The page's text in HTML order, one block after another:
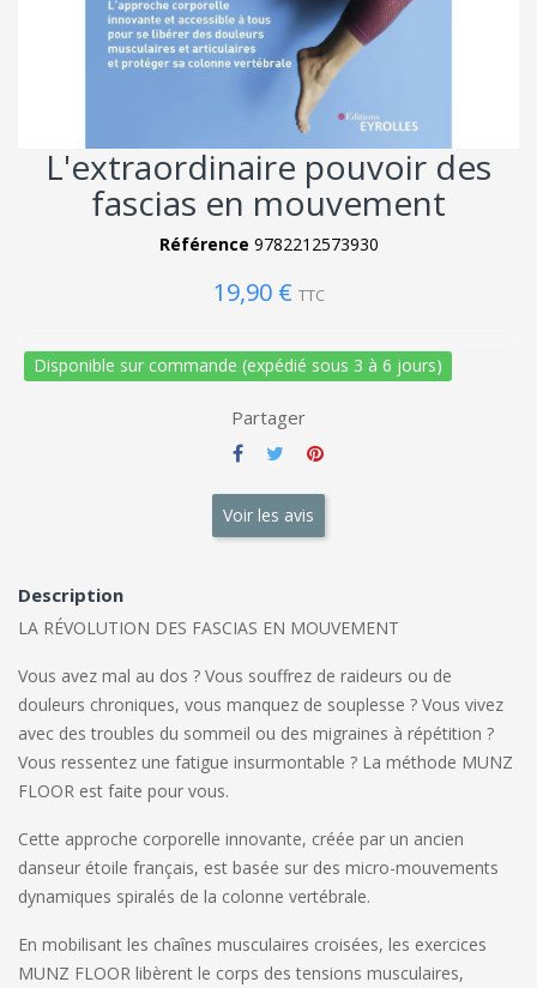
L'extraordinaire pouvoir des
fascias en mouvement
Référence 9782212573930
19,90 € TTC
Disponible sur commande (expédié sous 3 à 6 jours)
Partager
Voir les avis
Description
LA RÉVOLUTION DES FASCIAS EN MOUVEMENT
Vous avez mal au dos ? Vous souffrez de raideurs ou de
douleurs chroniques, vous manquez de souplesse ? Vous vivez
avec des troubles du sommeil ou des migraines à répétition ?
Vous ressentez une fatigue insurmontable ? La méthode MUNZ
FLOOR est faite pour vous.
Cette approche corporelle innovante, créée par un ancien
danseur étoile français, est basée sur des micro-mouvements
dynamiques spiralés de la colonne vertébrale.
En mobilisant les chaînes musculaires croisées, les exercices
MUNZ FLOOR libèrent le corps des tensions musculaires,